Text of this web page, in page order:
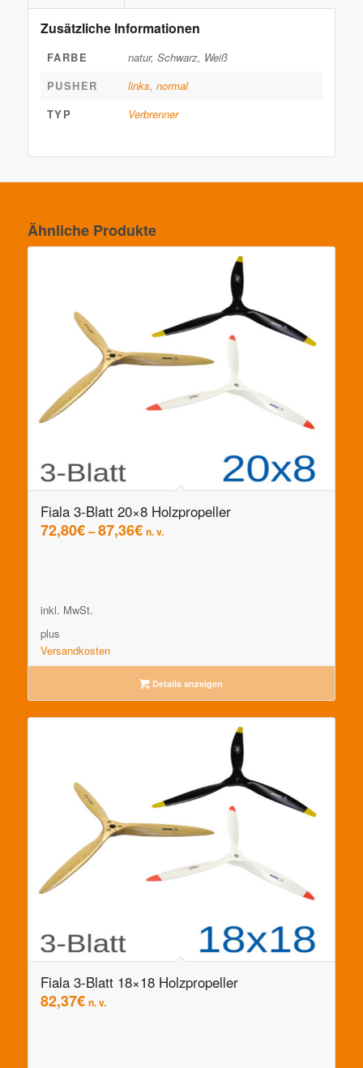
Zusätzliche Informationen
FARBE
natur, Schwarz, Weiß
PUSHER
links, normal
TYP
Verbrenner
Ähnliche Produkte
Fiala 3-Blatt 20×8 Holzpropeller
72,80€–87,36€ n. v.
inkl. MwSt.
plus
Versandkosten
Details anzeigen
Fiala 3-Blatt 18×18 Holzpropeller
82,37€ n. v.